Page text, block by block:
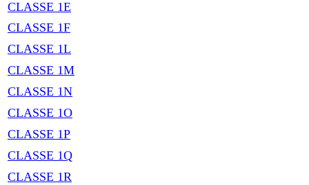
CLASSE 1E
CLASSE 1F
CLASSE 1L
CLASSE 1M
CLASSE 1N
CLASSE 1O
CLASSE 1P
CLASSE 1Q
CLASSE 1R